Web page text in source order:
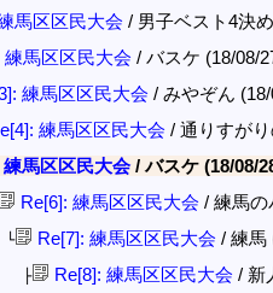
馬区区民大会 / 男子ベスト4決
練馬区区民大会 / バスケ (18/08/
練馬区区民大会 / みやぞん
練馬区区民大会 / 通りすが
練馬区区民大会/ バスケ (18/08/
Re[6]: 練馬区区民大会 / 練馬の
Re[7]: 練馬区区民大会 / 練馬
Re[8]: 練馬区区民大会 / 新